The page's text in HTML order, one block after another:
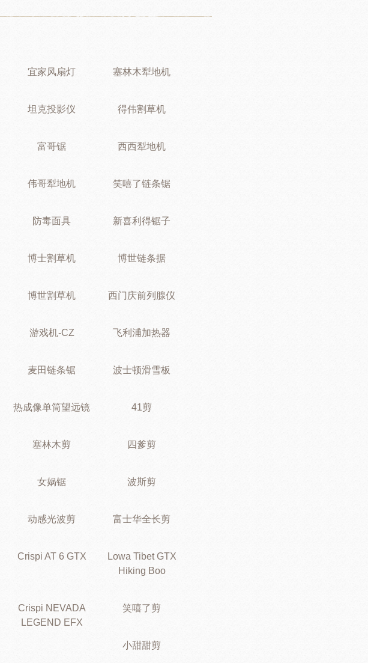
宜家风扇灯 塞林木犁地机
坦克投影仪 得伟割草机
富哥锯 西西犁地机
伟哥犁地机 笑嘻了链条锯
防毒面具 新喜利得锯子
博士割草机 博世链条据
博世割草机 西门庆前列腺仪
游戏机-CZ 飞利浦加热器
麦田链条锯 波士顿滑雪板
热成像单筒望远镜 41剪
塞林木剪 四爹剪
女娲锯 波斯剪
动感光波剪 富士华全长剪
Crispi AT 6 GTX
Lowa Tibet GTX
Hiking Boo
Crispi NEVADA
LEGEND EFX
笑嘻了剪
小甜甜剪